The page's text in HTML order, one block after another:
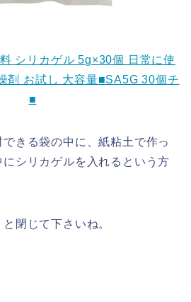
シリカゲル 5g×30個 日常に使
剤 お試し 大容量■SA5G 30個チ
■
きる袋の中に、紙粘土で作っ
シリカゲルを入れるという方
閉じて下さいね。